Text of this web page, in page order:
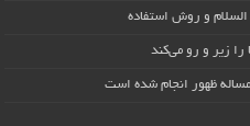
السلام و روش استفاده
زیر و رو می‌کند
ظهور انجام شده است